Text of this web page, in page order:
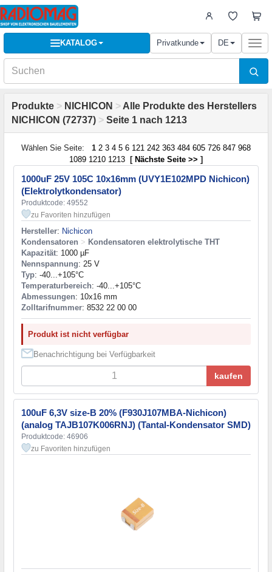
KATALOG Privatkunde DE
Produkte > NICHICON > Alle Produkte des Herstellers
NICHICON (72737) > Seite 1 nach 1213
Wählen Sie Seite: 1 2 3 4 5 6 121 242 363 484 605 726 847 968
1089 1210 1213 [ Nächste Seite >> ]
1000uF 25V 105С 10x16mm (UVY1E102MPD Nichicon)
(Elektrolytkondensator)
Produktcode: 49552
zu Favoriten hinzufügen
Hersteller: Nichicon
Kondensatoren > Kondensatoren elektrolytische THT
Kapazität: 1000 µF
Nennspannung: 25 V
Typ: -40...+105°C
Temperaturbereich: -40...+105°C
Abmessungen: 10x16 mm
Zolltarifnummer: 8532 22 00 00
Produkt ist nicht verfügbar
Benachrichtigung bei Verfügbarkeit
kaufen
100uF 6,3V size-B 20% (F930J107MBA-Nichicon)
(analog TAJB107K006RNJ) (Tantal-Kondensator SMD)
Produktcode: 46906
zu Favoriten hinzufügen